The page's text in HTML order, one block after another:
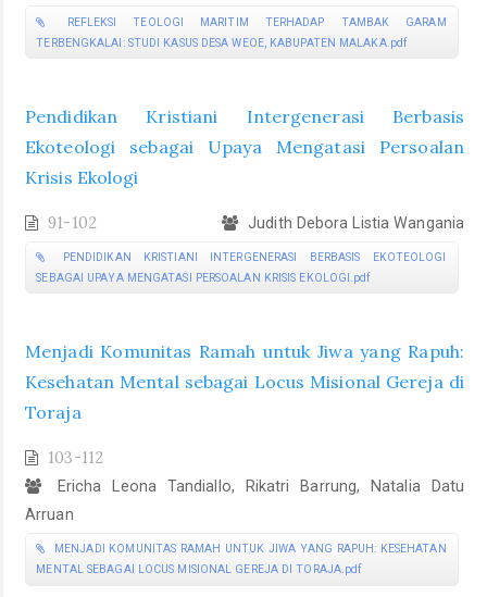
REFLEKSI TEOLOGI MARITIM TERHADAP TAMBAK GARAM
TERBENGKALAI: STUDI KASUS DESA WEOE, KABUPATEN MALAKA.pdf
Pendidikan Kristiani Intergenerasi Berbasis
Ekoteologi sebagai Upaya Mengatasi Persoalan
Krisis Ekologi
91-102 Judith Debora Listia Wangania
PENDIDIKAN KRISTIANI INTERGENERASI BERBASIS EKOTEOLOGI
SEBAGAI UPAYA MENGATASI PERSOALAN KRISIS EKOLOGI.pdf
Menjadi Komunitas Ramah untuk Jiwa yang Rapuh:
Kesehatan Mental sebagai Locus Misional Gereja di
Toraja
103-112
Ericha Leona Tandiallo, Rikatri Barrung, Natalia Datu
Arruan
MENJADI KOMUNITAS RAMAH UNTUK JIWA YANG RAPUH: KESEHATAN
MENTAL SEBAGAI LOCUS MISIONAL GEREJA DI TORAJA.pdf